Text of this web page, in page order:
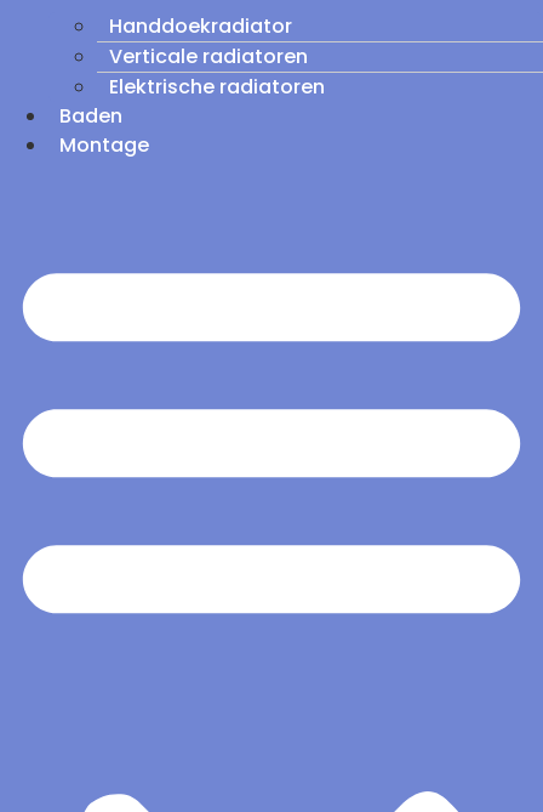
Handdoekradiator
Verticale radiatoren
Elektrische radiatoren
Baden
Montage